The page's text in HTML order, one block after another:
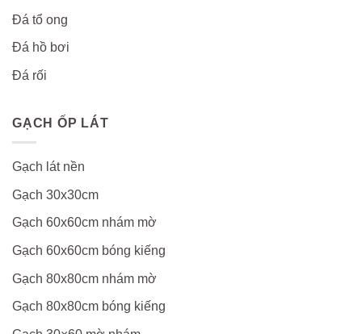
Đá tổ ong
Đá hồ bơi
Đá rối
GẠCH ỐP LÁT
Gạch lát nền
Gạch 30x30cm
Gạch 60x60cm nhám mờ
Gạch 60x60cm bóng kiếng
Gạch 80x80cm nhám mờ
Gạch 80x80cm bóng kiếng